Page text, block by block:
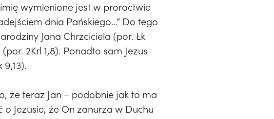
wymienione jest w proroctwie
dnia Pańskiego…” Do tego
Jana Chrzciciela (por. Łk
2Krl 1,8). Ponadto sam Jezus
że teraz Jan – podobnie jak to ma
Jezusie, że On zanurza w Duchu